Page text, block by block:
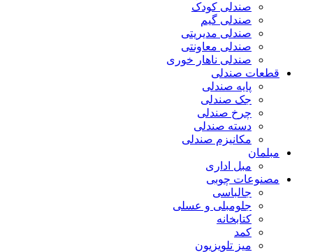
صندلی کودک
صندلی گیم
صندلی مدیریتی
صندلی معاونتی
صندلی ناهار خوری
قطعات صندلی
پایه صندلی
جک صندلی
چرخ صندلی
دسته صندلی
مکانیزم صندلی
مبلمان
مبل اداری
مصنوعات چوبی
جالباسی
جلومبلی و عسلی
کتابخانه
کمد
میز تلویزیون